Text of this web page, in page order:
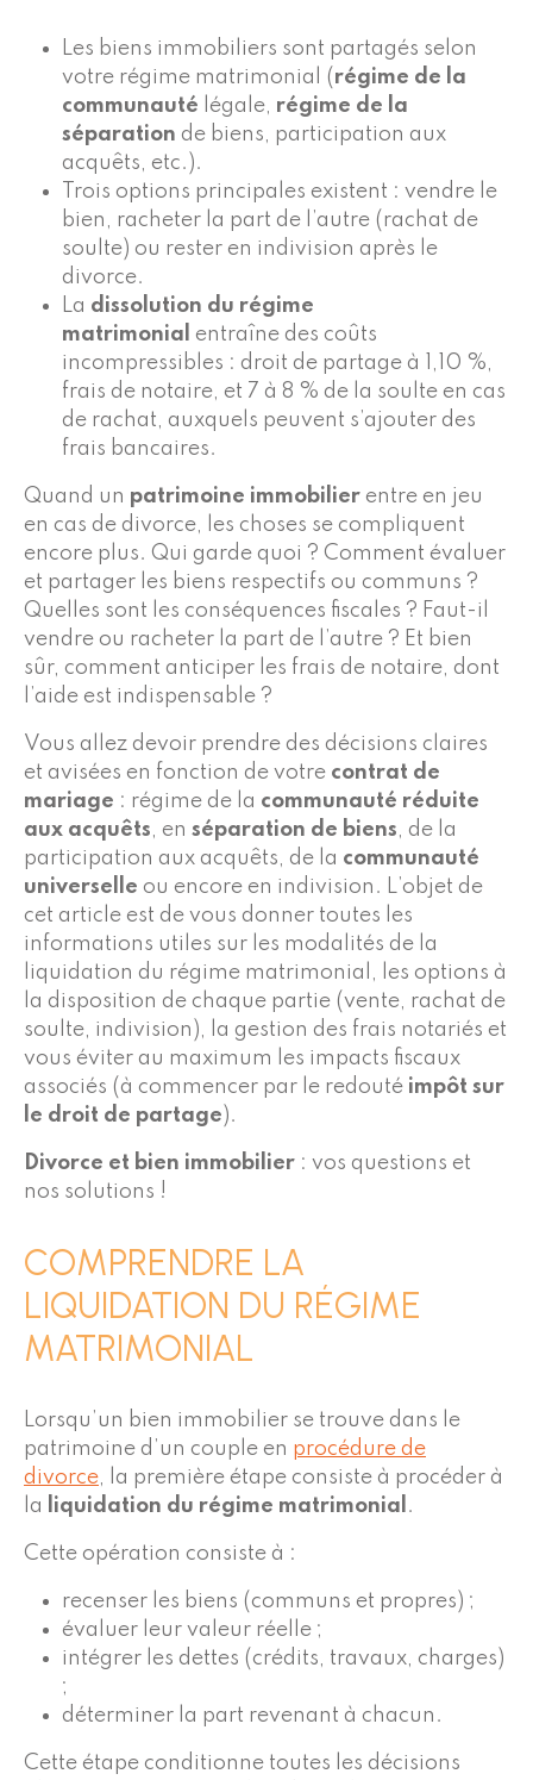
Les biens immobiliers sont partagés selon
votre régime matrimonial ( régime de la
communauté légale, régime de la
séparation de biens, participation aux
acquêts, etc.).
Trois options principales existent : vendre le
bien, racheter la part de l’autre (rachat de
soulte) ou rester en indivision après le
divorce.
La dissolution du régime
matrimonial
entraîne des coûts
incompressibles : droit de partage à 1,10 %,
frais de notaire, et 7 à 8 % de la soulte en cas
de rachat, auxquels peuvent s’ajouter des
frais bancaires.
Quand un patrimoine immobilier entre en jeu
en cas de divorce, les choses se compliquent
encore plus. Qui garde quoi ? Comment évaluer
et partager les biens respectifs ou communs ?
Quelles sont les conséquences fiscales ? Faut-il
vendre ou racheter la part de l’autre ? Et bien
sûr, comment anticiper les frais de notaire, dont
l’aide est indispensable ?
Vous allez devoir prendre des décisions claires
et avisées en fonction de votre contrat de
mariage : régime de la communauté réduite
aux acquêts, en séparation de biens, de la
participation aux acquêts, de la communauté
universelle ou encore en indivision. L’objet de
cet article est de vous donner toutes les
informations utiles sur les modalités de la
liquidation du régime matrimonial, les options à
la disposition de chaque partie (vente, rachat de
soulte, indivision), la gestion des frais notariés et
vous éviter au maximum les impacts fiscaux
associés (à commencer par le redouté impôt sur
le droit de partage).
Divorce et bien immobilier : vos questions et
nos solutions !
COMPRENDRE LA
LIQUIDATION DU RÉGIME
MATRIMONIAL
Lorsqu’un bien immobilier se trouve dans le
patrimoine d’un couple en procédure de
divorce, la première étape consiste à procéder à
la
liquidation du régime matrimonial .
Cette opération consiste à :
recenser les biens (communs et propres) ;
évaluer leur valeur réelle ;
intégrer les dettes (crédits, travaux, charges)
;
déterminer la part revenant à chacun.
Cette étape conditionne toutes les décisions